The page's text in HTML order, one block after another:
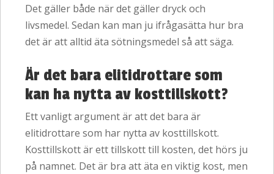
Det gäller både när det gäller dryck och
livsmedel. Sedan kan man ju ifrågasätta hur bra
det är att alltid äta sötningsmedel så att säga.
Är det bara elitidrottare som
kan ha nytta av kosttillskott?
Ett vanligt argument är att det bara är
elitidrottare som har nytta av kosttillskott.
Kosttillskott är ett tillskott till kosten, det hörs ju
på namnet. Det är bra att äta en viktig kost, men